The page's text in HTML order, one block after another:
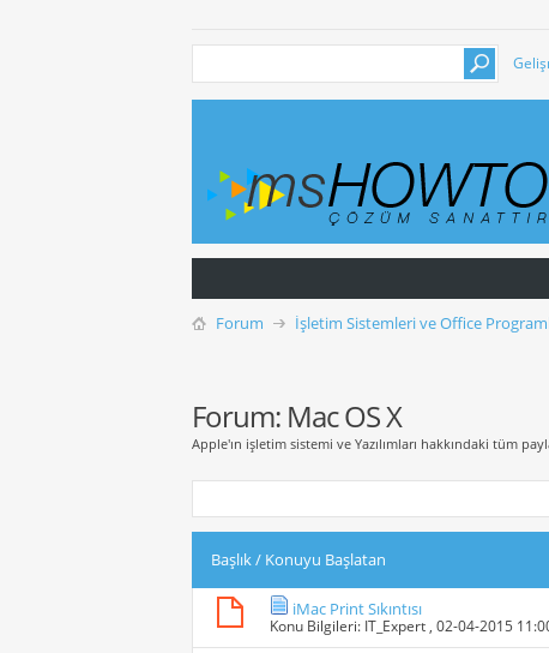
Forum İşletim Sistemleri ve Office
Forum: Mac OS X
Apple'ın işletim sistemi ve Yazılımları hakkındaki tüm
Başlık/ Konuyu Başlatan
iMac Print Sıkıntısı
Konu Bilgileri: IT_Expert , 02-04-2015